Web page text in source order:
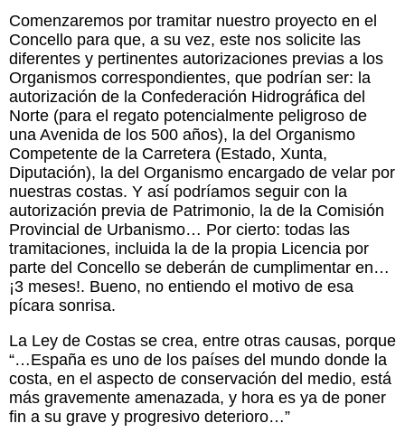
Comenzaremos por tramitar nuestro proyecto en el
Concello para que, a su vez, este nos solicite las
diferentes y pertinentes autorizaciones previas a los
Organismos correspondientes, que podrían ser: la
autorización de la Confederación Hidrográfica del
Norte (para el regato potencialmente peligroso de
una Avenida de los 500 años), la del Organismo
Competente de la Carretera (Estado, Xunta,
Diputación), la del Organismo encargado de velar por
nuestras costas. Y así podríamos seguir con la
autorización previa de Patrimonio, la de la Comisión
Provincial de Urbanismo… Por cierto: todas las
tramitaciones, incluida la de la propia Licencia por
parte del Concello se deberán de cumplimentar en…
¡3 meses!. Bueno, no entiendo el motivo de esa
pícara sonrisa.
La Ley de Costas se crea, entre otras causas, porque
“…España es uno de los países del mundo donde la
costa, en el aspecto de conservación del medio, está
más gravemente amenazada, y hora es ya de poner
fin a su grave y progresivo deterioro…”